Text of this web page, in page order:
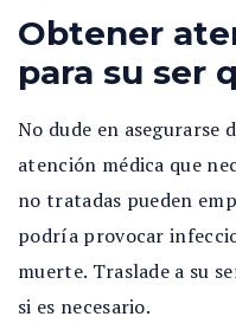
Obtener
para su ser
No dude en asegurarse
atención médica que
no tratadas pueden
podría provocar
muerte. Traslade a su
si es necesario.